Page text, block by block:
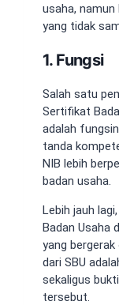
usaha,
yang tidak
1. Fungsi
Salah satu
Sertifikat
adalah
tanda
NIB lebih
badan usaha.
Lebih jauh lagi,
Badan Usaha
yang
dari SBU
sekaligus
tersebut.